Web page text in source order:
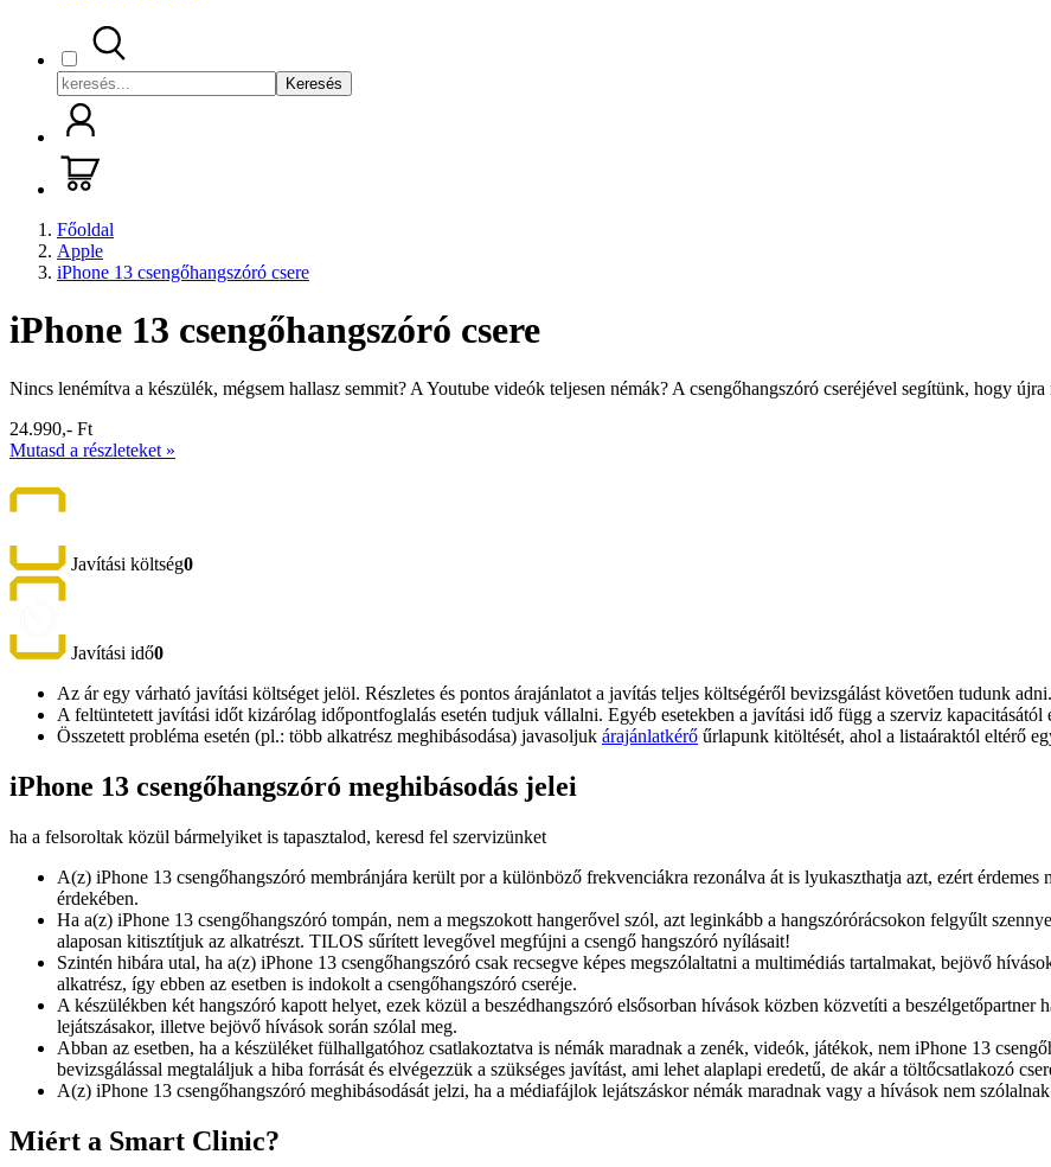
Keresés
Főoldal
Apple
iPhone 13 csengőhangszóró csere
iPhone 13 csengőhangszóró csere
Nincs lenémítva a készülék, mégsem hallasz semmit? A Youtube videók teljesen némák? A csengőhangszóró cseréjével segítünk, hogy újra
24.990,- Ft
Mutasd a részleteket »
Javítási költség0
Javítási idő0
Az ár egy várható javítási költséget jelöl. Részletes és pontos árajánlatot a javítás teljes költségéről bevizsgálást követően tudunk adni.
A feltüntetett javítási időt kizárólag időpontfoglalás esetén tudjuk vállalni. Egyéb esetekben a javítási idő függ a szerviz
Összetett probléma esetén (pl.: több alkatrész meghibásodása) javasoljuk árajánlatkérő űrlapunk kitöltését, ahol a listaáraktól eltérő
iPhone 13 csengőhangszóró meghibásodás jelei
ha a felsoroltak közül bármelyiket is tapasztalod, keresd fel szervizünket
A(z) iPhone 13 csengőhangszóró membránjára került por a különböző frekvenciákra rezonálva át is lyukaszthatja azt, ezért
érdekében.
Ha a(z) iPhone 13 csengőhangszóró tompán, nem a megszokott hangerővel szól, azt leginkább a hangszórórácsokon felgyűlt
alaposan kitisztítjuk az alkatrészt. TILOS sűrített levegővel megfújni a csengő hangszóró nyílásait!
Szintén hibára utal, ha a(z) iPhone 13 csengőhangszóró csak recsegve képes megszólaltatni a multimédiás tartalmakat, bejövő
alkatrész, így ebben az esetben is indokolt a csengőhangszóró cseréje.
A készülékben két hangszóró kapott helyet, ezek közül a beszédhangszóró elsősorban hívások közben közvetíti a
lejátszásakor, illetve bejövő hívások során szólal meg.
Abban az esetben, ha a készüléket fülhallgatóhoz csatlakoztatva is némák maradnak a zenék, videók, játékok, nem iPhone 13
bevizsgálással megtaláljuk a hiba forrását és elvégezzük a szükséges javítást, ami lehet alaplapi eredetű, de akár a töltőcsatlakozó
A(z) iPhone 13 csengőhangszóró meghibásodását jelzi, ha a médiafájlok lejátszáskor némák maradnak vagy a hívások nem
Miért a Smart Clinic?